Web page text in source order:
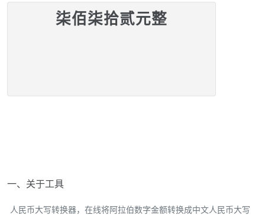
柒佰柒拾贰元整
一、关于工具
人民币大写转换器，在线将阿拉伯数字金额转换成中文人民币大写